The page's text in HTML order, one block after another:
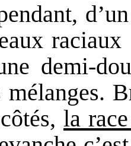
demi-
la